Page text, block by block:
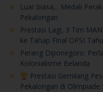
Luar biasa,.. Medali
Pekalongan
Prestasi Lagi, 3 Tim
ke Tahap Final OPSI
Perang Diponegoro:
Kolonialisme Belanda
Prestasi Gemilang
Pekalongan di